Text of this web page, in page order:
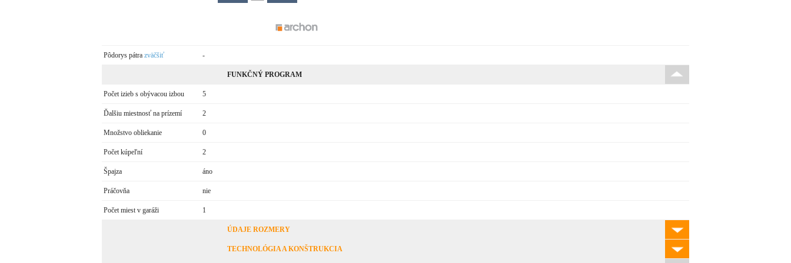
Pôdorys pátra zväčšiť -
FUNKČNÝ PROGRAM
Počet izieb s obývacou izbou 5
Ďalšiu miestnosť na prízemí 2
Množstvo obliekanie 0
Počet kúpeľní 2
Špajza áno
Práčovňa nie
Počet miest v garáži 1
ÚDAJE ROZMERY
TECHNOLÓGIA A KONŠTRUKCIA